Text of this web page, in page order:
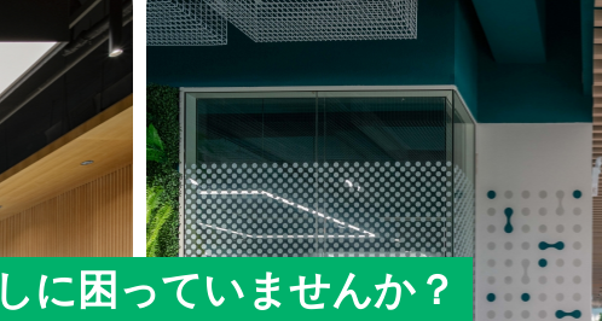
に困っていませんか？